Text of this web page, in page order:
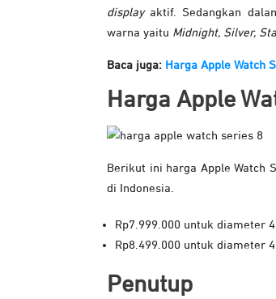
displayaktif. Sedangkan
warna yaitu Midnight, Silver,
Baca juga: Harga Apple Watch
Harga Apple
Berikut ini harga Apple Watch
di Indonesia.
Rp7.999.000 untuk diameter
Rp8.499.000 untuk diameter
Penutup